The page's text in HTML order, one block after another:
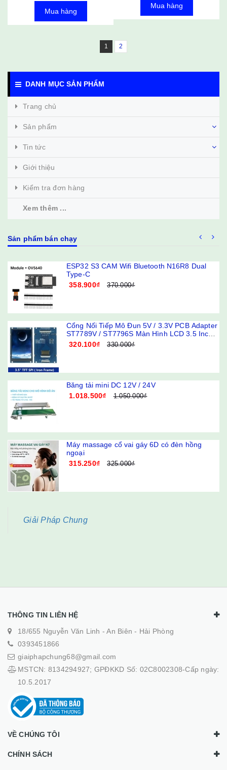
Mua hàng
Mua hàng
1 2
DANH MỤC SẢN PHẨM
Trang chủ
Sản phẩm
Tin tức
Giới thiệu
Kiểm tra đơn hàng
Xem thêm ...
Sản phẩm bán chạy
ESP32 S3 CAM Wifi Bluetooth N16R8 Dual
Type-C
358.900₫
370.000₫
Cổng Nối Tiếp Mô Đun 5V / 3.3V PCB Adapter
ST7789V / ST7796S Màn Hình LCD 3.5 Inch
240x320 320x480 SPI TFT
320.100₫ 330.000₫
Băng tải mini DC 12V / 24V
1.018.500₫
1.050.000₫
Máy massage cổ vai gáy 6D có đèn hồng
ngoại
315.250₫
325.000₫
Giải Pháp Chung
THÔNG TIN LIÊN HỆ
18/655 Nguyễn Văn Linh - An Biên - Hải Phòng
0393451866
giaiphapchung68@gmail.com
MSTCN: 8134294927; GPĐKKD Số: 02C8002308-Cấp ngày:
10.5.2017
VỀ CHÚNG TÔI
CHÍNH SÁCH